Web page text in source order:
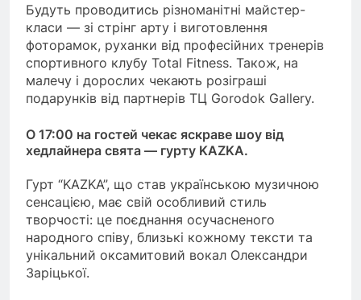
Будуть проводитись різноманітні майстер-
класи — зі стрінг арту і виготовлення
фоторамок, руханки від професійних тренерів
спортивного клубу Total Fitness. Також, на
малечу і дорослих чекають розіграші
подарунків від партнерів ТЦ Gorodok Gallery.
О 17:00 на гостей чекає яскраве шоу від
хедлайнера свята — гурту KAZKA.
Гурт “KAZKA”, що став українською музичною
сенсацією, має свій особливий стиль
творчості: це поєднання осучасненого
народного співу, близькі кожному тексти та
унікальний оксамитовий вокал Олександри
Заріцької.